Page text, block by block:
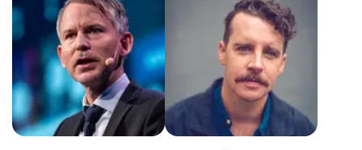
tydlighet, trygghet och
resultat i moderna
organisationer
till ökat engagemang, bättre
prestation och hållbara